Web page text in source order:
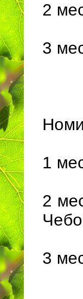
2
3
1
2
3